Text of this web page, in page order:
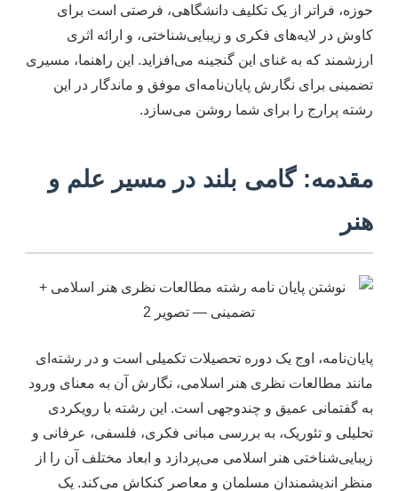
حوزه، فراتر از یک تکلیف دانشگاهی، فرصتی است برای
کاوش در لایه‌های فکری و زیبایی‌شناختی، و ارائه اثری
ارزشمند که به غنای این گنجینه می‌افزاید. این راهنما، مسیری
تضمینی برای نگارش پایان‌نامه‌ای موفق و ماندگار در این
رشته پرارج را برای شما روشن می‌سازد.
مقدمه: گامی بلند در مسیر علم و
هنر
پایان‌نامه، اوج یک دوره تحصیلات تکمیلی است و در رشته‌ای
مانند مطالعات نظری هنر اسلامی، نگارش آن به معنای ورود
به گفتمانی عمیق و چندوجهی است. این رشته با رویکردی
تحلیلی و تئوریک، به بررسی مبانی فکری، فلسفی، عرفانی و
زیبایی‌شناختی هنر اسلامی می‌پردازد و ابعاد مختلف آن را از
منظر اندیشمندان مسلمان و معاصر کنکاش می‌کند. یک